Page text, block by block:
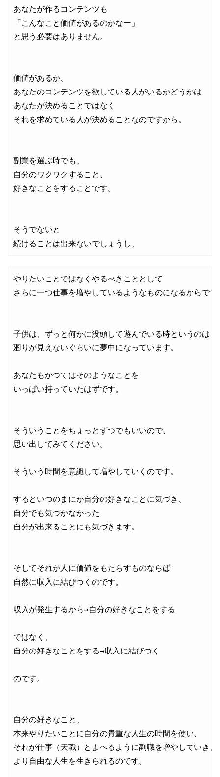
あなたが作るコンテンツも
「こんなこと価値があるのかなー」
と思う必要はありません。
価値があるか、
あなたのコンテンツを欲している人がいるかどうかは
あなたが決めることではなく
それを求めている人が決めることなのですから。
副業を選ぶ時でも、
自分のワクワクすること、
好きなことをすることです。
そうでないと
続けることは出来ないでしょうし、
やりたいことではなくやるべきこととして
さらに一つ仕事を増やしているようなものになるからで
子供は、ずっと何かに没頭して遊んでいる時というのは
廻りが見えないぐらいに夢中になっています。
あなたもかつてはそのようなことを
いっぱい持っていたはずです。
そういうことをちょっとずつでもいいので、
思い出してみてください。
そういう時間を意識して増やしていくのです。
するといつのまにか自分の好きなことに気づき、
自分でも気づかなかった
自分が出来ることにも気づきます。
そしてそれが人に価値をもたらすものならば
自然に収入に結びつくのです。
収入が発生するから→自分の好きなことをする
ではなく、
自分の好きなことをする→収入に結びつく
のです。
自分の好きなこと、
本来やりたいことに自分の貴重な人生の時間を使い、
それが仕事（天職）とよべるように副職を増やしていき、
より自由な人生を生きられるのです。